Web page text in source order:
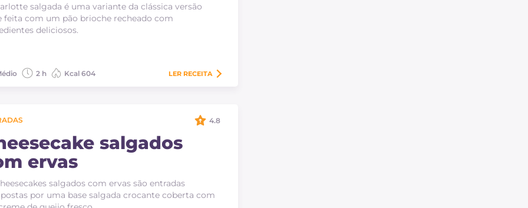
salgada é uma variante da clássica versão
feita com um pão brioche recheado com
deliciosos.
2 h Kcal 604 LER RECEITA
salgados
ervas
salgados com ervas são entradas
por uma base salgada crocante coberta com
4.8